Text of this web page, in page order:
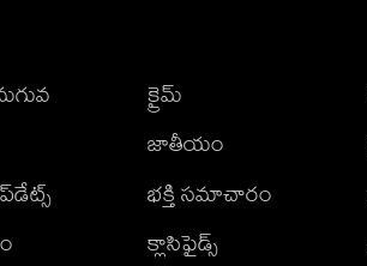
క్రైమ్
జాతీయం
భక్తి సమాచారం
క్లాసిఫైడ్స్